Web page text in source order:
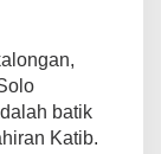
batik
Katib.